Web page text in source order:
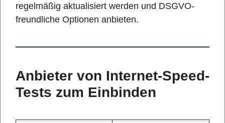
regelmäßig aktualisiert werden und DSGVO-
freundliche Optionen anbieten.
Anbieter von Internet-Speed-
Tests zum Einbinden